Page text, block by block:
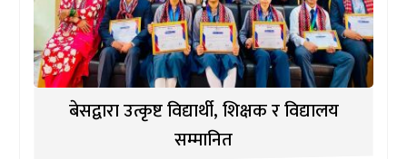
बेसद्वारा उत्कृष्ट विद्यार्थी, शिक्षक र विद्यालय
सम्मानित